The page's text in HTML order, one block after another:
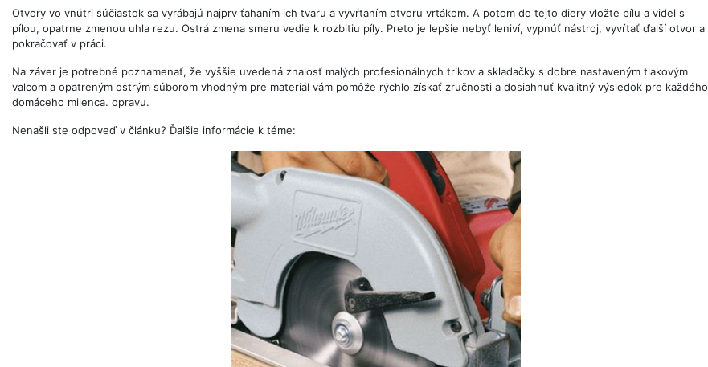
Otvory vo vnútri súčiastok sa vyrábajú najprv ťahaním ich tvaru a vyvŕtaním otvoru vrtákom. A potom do tejto diery vložte pílu a videl s
pílou, opatrne zmenou uhla rezu. Ostrá zmena smeru vedie k rozbitiu píly. Preto je lepšie nebyť leniví, vypnúť nástroj, vyvŕtať ďalší otvor a
pokračovať v práci.
Na záver je potrebné poznamenať, že vyššie uvedená znalosť malých profesionálnych trikov a skladačky s dobre nastaveným tlakovým
valcom a opatreným ostrým súborom vhodným pre materiál vám pomôže rýchlo získať zručnosti a dosiahnuť kvalitný výsledok pre každého
domáceho milenca. opravu.
Nenašli ste odpoveď v článku? Ďalšie informácie k téme: